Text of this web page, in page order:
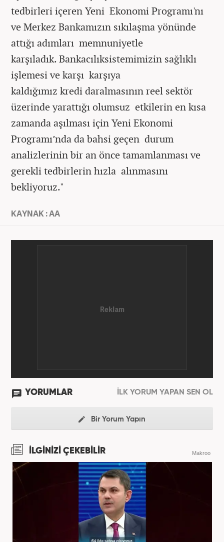
tedbirleri içeren Yeni Ekonomi Programı'nı
ve Merkez Bankamızın sıkılaşma yönünde
attığı adımları memnuniyetle
karşıladık. Bankacılıksistemimizin sağlıklı
işlemesi ve karşı karşıya
kaldığımız kredi daralmasının reel sektör
üzerinde yarattığı olumsuz etkilerin en kısa
zamanda aşılması için Yeni Ekonomi
Programı’nda da bahsi geçen durum
analizlerinin bir an önce tamamlanması ve
gerekli tedbirlerin hızla alınmasını
bekliyoruz."
KAYNAK : AA
YORUMLAR İLK YORUM YAPAN SEN OL
Bir Yorum Yapın
İLGİNİZİ ÇEKEBİLİR Makroo